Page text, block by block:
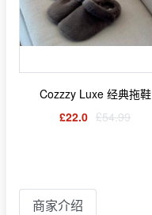
Cozzzy Luxe 经典拖鞋
£22.0 £54.99
商家介绍